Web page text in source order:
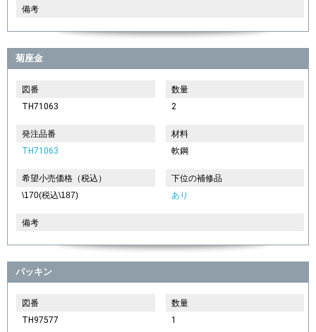
備考
菊座金
図番
TH71063
数量
2
発注品番
TH71063
材料
軟鋼
希望小売価格（税込）
\170(税込\187)
下位の補修品
あり
備考
パッキン
図番
TH97577
数量
1